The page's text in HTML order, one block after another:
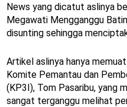
News yang dicatut aslinya
Megawati Mengganggu
disunting sehingga
Artikel aslinya hanya
Komite Pemantau dan
(KP3I), Tom Pasaribu, yang
sangat terganggu melihat